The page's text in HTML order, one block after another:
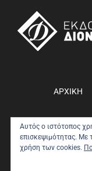
ΑΡΧΙΚΗ
Αυτός ο ιστότοπος
επισκεψιμότητας. Με
χρήση των cookies.